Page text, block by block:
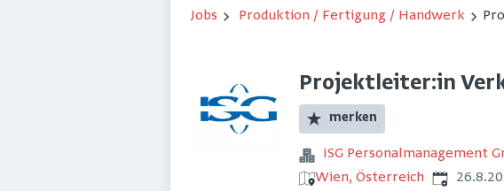
Jobs Produktion / Fertigung / Handwerk
Projektleiter:in
merken
ISG Personalmanagement
Wien, Österreich